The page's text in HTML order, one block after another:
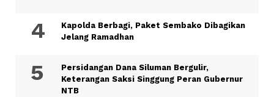
Kapolda Berbagi, Paket Sembako Dibagikan
Jelang Ramadhan
Persidangan Dana Siluman Bergulir,
Keterangan Saksi Singgung Peran Gubernur
NTB